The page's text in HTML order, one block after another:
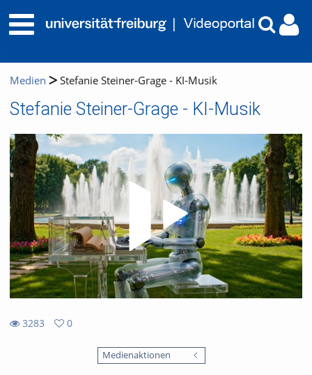
Medien Stefanie Steiner-Grage - KI-Musik
Stefanie Steiner-Grage - KI-Musik
3283
0
Medienaktionen